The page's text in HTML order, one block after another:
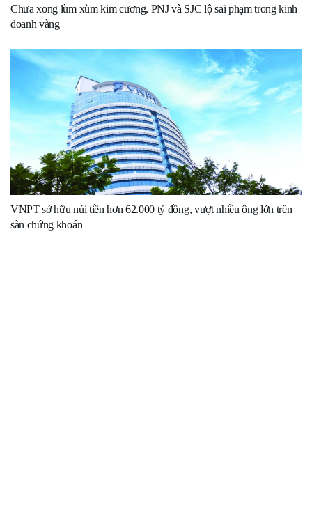
Chưa xong lùm xùm kim cương, PNJ và SJC lộ sai phạm trong kinh
doanh vàng
VNPT sở hữu núi tiền hơn 62.000 tỷ đồng, vượt nhiều ông lớn trên
sàn chứng khoán